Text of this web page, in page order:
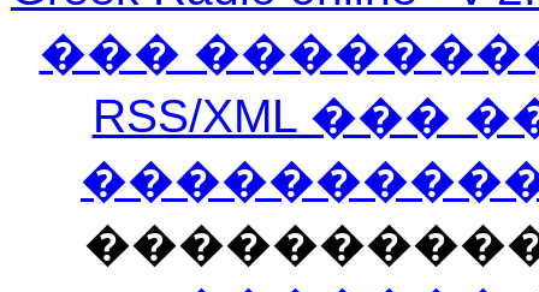
���
RSS/XML